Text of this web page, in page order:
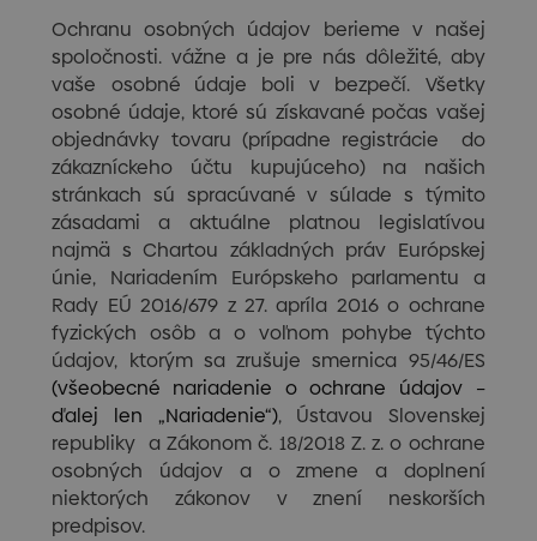
Ochranu osobných údajov berieme v našej
spoločnosti. vážne a je pre nás dôležité, aby
vaše osobné údaje boli v bezpečí. Všetky
osobné údaje, ktoré sú získavané počas vašej
objednávky tovaru (prípadne registrácie do
zákazníckeho účtu kupujúceho) na našich
stránkach sú spracúvané v súlade s týmito
zásadami a aktuálne platnou legislatívou
najmä s Chartou základných práv Európskej
únie, Nariadením Európskeho parlamentu a
Rady EÚ 2016/679 z 27. apríla 2016 o ochrane
fyzických osôb a o voľnom pohybe týchto
údajov, ktorým sa zrušuje smernica 95/46/ES
(všeobecné nariadenie o ochrane údajov –
ďalej len „Nariadenie“), Ústavou Slovenskej
republiky a Zákonom č. 18/2018 Z. z. o ochrane
osobných údajov a o zmene a doplnení
niektorých zákonov v znení neskorších
predpisov.